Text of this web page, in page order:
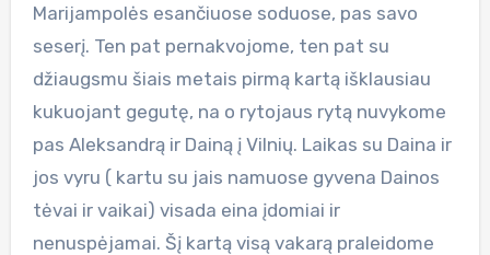
Marijampolės esančiuose soduose, pas savo
seserį. Ten pat pernakvojome, ten pat su
džiaugsmu šiais metais pirmą kartą išklausiau
kukuojant gegutę, na o rytojaus rytą nuvykome
pas Aleksandrą ir Dainą į Vilnių. Laikas su Daina ir
jos vyru ( kartu su jais namuose gyvena Dainos
tėvai ir vaikai) visada eina įdomiai ir
nenuspėjamai. Šį kartą visą vakarą praleidome